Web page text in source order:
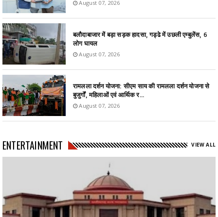
August 07, 2026
बलौदाबाजार में बड़ा सड़क हादसा, गड्ढे में उछली एम्बुलेंस, 6
लोग घायल
August 07, 2026
रामलला दर्शन योजना: सीएम साय की रामलला दर्शन योजना से
बुजुर्गों, महिलाओं एवं आर्थिक र...
August 07, 2026
ENTERTAINMENT VIEW ALL